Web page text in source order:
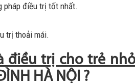
pháp điều trị tốt nhất.
trị thoải mái.
điều trị cho trẻ
HÀ NỘI ?